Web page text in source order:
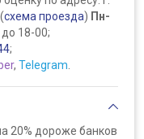
схема проезда) Пн-
18-00;
;
, Telegram.
20% дороже банков